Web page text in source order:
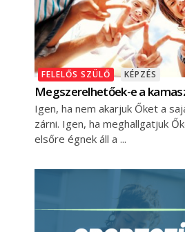
FELELŐS SZÜLŐ KÉPZÉS
Megszerelhetőek-e a
Igen, ha nem akarjuk Őket a
zárni. Igen, ha meghallgatjuk
elsőre égnek áll a